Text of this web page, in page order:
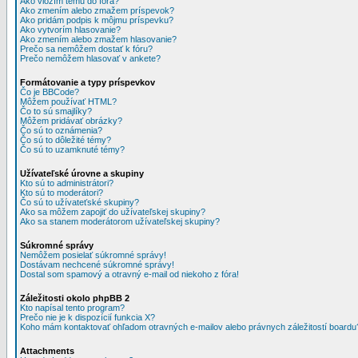
Ako zmením alebo zmažem príspevok?
Ako pridám podpis k môjmu príspevku?
Ako vytvorím hlasovanie?
Ako zmením alebo zmažem hlasovanie?
Prečo sa nemôžem dostať k fóru?
Prečo nemôžem hlasovať v ankete?
Formátovanie a typy príspevkov
Čo je BBCode?
Môžem používať HTML?
Čo to sú smajlíky?
Môžem pridávať obrázky?
Čo sú to oznámenia?
Čo sú to dôležité témy?
Čo sú to uzamknuté témy?
Užívateľské úrovne a skupiny
Kto sú to administrátori?
Kto sú to moderátori?
Čo sú to užívateťské skupiny?
Ako sa môžem zapojiť do užívateľskej skupiny?
Ako sa stanem moderátorom užívateľskej skupiny?
Súkromné správy
Nemôžem posielať súkromné správy!
Dostávam nechcené súkromné správy!
Dostal som spamový a otravný e-mail od niekoho z fóra!
Záležitosti okolo phpBB 2
Kto napísal tento program?
Prečo nie je k dispozícií funkcia X?
Koho mám kontaktovať ohľadom otravných e-mailov alebo právnych záležitostí
Attachments